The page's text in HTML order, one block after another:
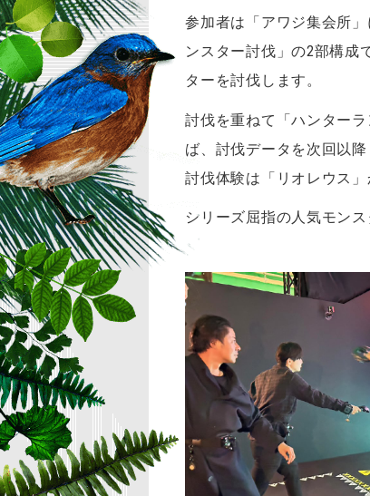
参加者は「アワジ集会所
ンスター討伐」の2部構成
ターを討伐します。
討伐を重ねて「ハンター
ば、討伐データを次回以降
討伐体験は「リオレウス
シリーズ屈指の人気モン